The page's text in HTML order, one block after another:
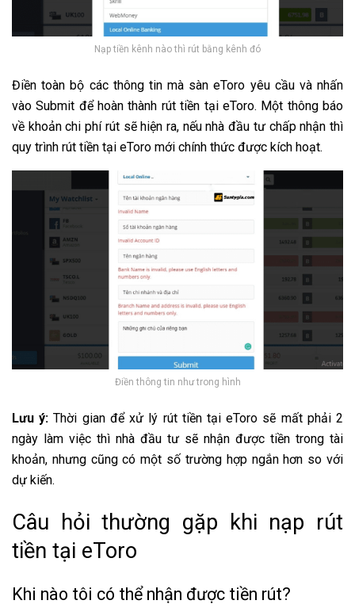
Nạp tiền kênh nào thì rút bằng kênh đó
Điền toàn bộ các thông tin mà sàn eToro yêu cầu và nhấn
vào Submit để hoàn thành rút tiền tại eToro. Một thông báo
về khoản chi phí rút sẽ hiện ra, nếu nhà đầu tư chấp nhận thì
quy trình rút tiền tại eToro mới chính thức được kích hoạt.
Điền thông tin như trong hình
Lưu ý: Thời gian để xử lý rút tiền tại eToro sẽ mất phải 2
ngày làm việc thì nhà đầu tư sẽ nhận được tiền trong tài
khoản, nhưng cũng có một số trường hợp ngắn hơn so với
dự kiến.
Câu hỏi thường gặp khi nạp rút
tiền tại eToro
Khi nào tôi có thể nhận được tiền rút?